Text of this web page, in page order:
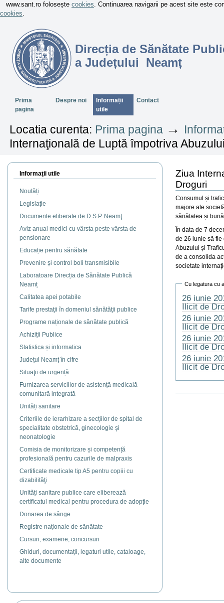
www.sant.ro folosește cookies. Continuarea navigarii pe acest site este
cookies.
Direcția de Sănătate
a Județului Neamț
SectiuniPrima
pagina
Despre noi
Informații
utile
Contact
Locatia curenta: Prima pagina →
Internaţională de Luptă împotriva
Informaţii utile
Noutăți
Legislație
Documente eliberate de D.S.P. Neamţ
Aviz anual medici cu vârsta peste vârsta de
pensionare
Educație pentru sănătate
Prevenire și control boli transmisibile
Laboratoare Direcția de Sănătate Publică
Neamț
Calitatea apei potabile
Tarife prestaţii în domeniul sănătăţii publice
Programe naționale de sănătate publică
Achiziții Publice
Statistica și informatica
Județul Neamț în cifre
Situaţii de urgență
Furnizarea serviciilor de asistență medicală
comunitară integrată
Unități sanitare
Criteriile de ierarhizare a secţiilor de spital de
specialitate obstetrică, ginecologie şi
neonatologie
Comisia de monitorizare și competență
profesională pentru cazurile de malpraxis
Certificate medicale tip A5 pentru copiii cu
dizabilităţi
Unități sanitare publice care eliberează
certificatul medical pentru procedura de adopție
Donarea de sânge
Registre naţionale de sănătate
Cursuri, examene, concursuri
Ghiduri, documentaţii, legaturi utile, cataloage,
alte documente
Ziua
Droguri
Consumul și
majore ale
sănătatea și
În data de 7
de 26 iunie să fie
Abuzului şi
de a consolida
societate
Cu legatura cu
26 iunie
Ilicit de
26 iunie
Ilicit de
26 iunie
Ilicit de
26 iunie
Ilicit de